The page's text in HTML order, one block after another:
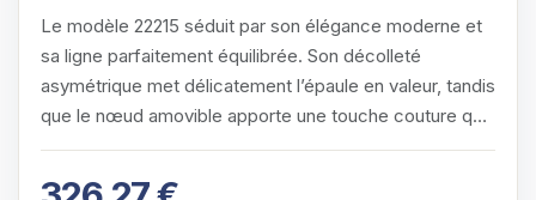
Le modèle 22215 séduit par son élégance moderne et
sa ligne parfaitement équilibrée. Son décolleté
asymétrique met délicatement l’épaule en valeur, tandis
que le nœud amovible apporte une touche couture que
l’on peut…